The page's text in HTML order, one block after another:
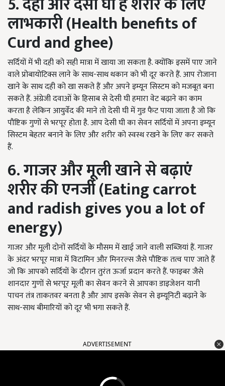
लाभकारी (Health benefits of
Curd and ghee)
सर्दियों में भी दही को सही मात्रा में खाया जा सकता है. क्योंकि इसमें पाए जाने
वाले प्रोबायोटिक्स लाने के साथ-साथ थकान को भी दूर करते हैं. आप रोजाना
खाने के साथ दही को खा सकते हैं और अपने इम्यून सिस्टम को मजबूत बना
सकते हैं. अंग्रेजी दवाओं के हिसाब से देसी घी हमारा वेट बढ़ाने का काम
करता है लेकिन आयुर्वेद की माने तो देसी घी में गुड फैट पाया जाता है जो कि
पौष्टिक गुणों से भरपूर होता है. आप देसी घी का सेवन सर्दियों में अपना इम्यून
सिस्टम बेहतर बनाने के लिए और शरीर को स्वस्थ रखने के लिए कर सकते
हैं.
6. गाजर और मूली खाने से बढ़ाएं
शरीर की एनर्जी (Eating carrot
and radish gives you a lot of
energy)
गाजर और मूली दोनों सर्दियों के मौसम में खाई जाने वाली सब्जियां हैं. गाजर
के अंदर भरपूर मात्रा में विटामिन और मिनरल्स जैसे पौष्टिक तत्व पाए जाते हैं
जो कि आपको सर्दियों के दौरान तुरंत ऊर्जा प्रदान करते हैं. फाइबर जैसे
शानदार गुणों से भरपूर मूली का सेवन करने से आपका डाइजेशन यानी
पाचन तंत्र ताकतवर बनता है और आप इसके सेवन से इम्यूनिटी बढ़ाने के
साथ-साथ बीमारियों को दूर भी भगा सकते हैं.
ADVERTISEMENT